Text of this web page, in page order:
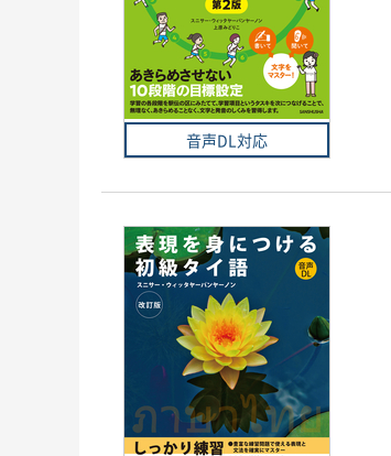
978-4-384-
音声DL対応